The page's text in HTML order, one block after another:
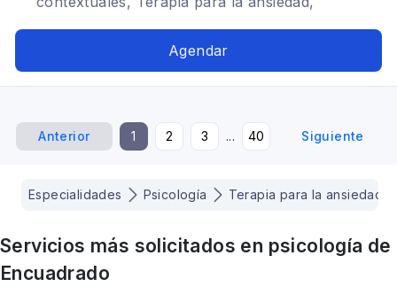
TDAH, Estrés postraumático, Tratamientos para
Agendar
Anterior 1 2 3 ... 40 Siguiente
Especialidades Psicología Terapia para la ansiedad
Servicios más solicitados en psicología de
Encuadrado